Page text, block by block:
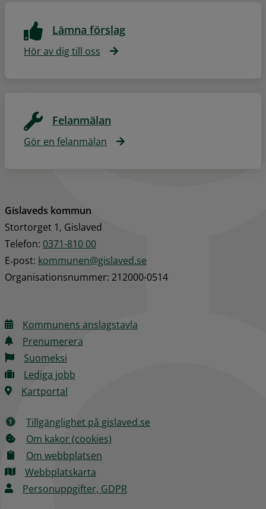
Lämna förslag
Hör av dig till oss
Felanmälan
Gör en felanmälan
Gislaveds kommun
Stortorget 1, Gislaved
Telefon: 0371-810 00
E‑post: kommunen@gislaved.se
Organisationsnummer: 212000-0514
Kommunens anslagstavla
Prenumerera
Suomeksi
Lediga jobb
Kartportal
Tillgänglighet på gislaved.se
Om kakor (cookies)
Om webbplatsen
Webbplatskarta
Personuppgifter, GDPR